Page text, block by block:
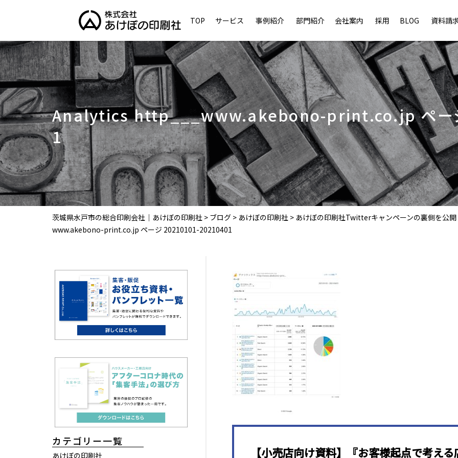
TOP サービス 事例紹介 部門紹介 会社案内 採用 BLOG 資料請
Analytics http___www.akebono-print.co.jp ペー
1
茨城県水戸市の総合印刷会社｜あけぼの印刷社 > ブログ > あけぼの印刷社 > あけぼの印刷社Twitterキャンペーンの裏側を公
www.akebono-print.co.jp ページ 20210101-20210401
カテゴリー一覧
あけぼの印刷社 【小売店向け資料】『お客様起点で考え